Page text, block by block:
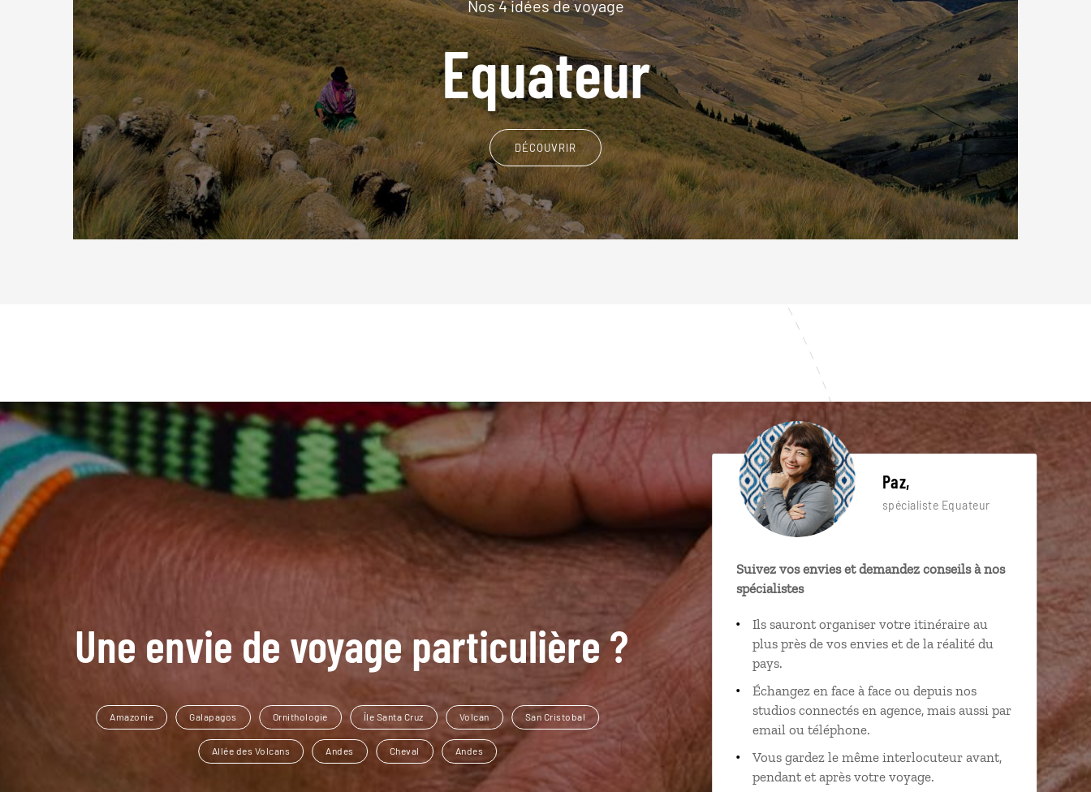
Nos 4 idées de voyage
Equateur
DÉCOUVRIR
Une envie de voyage particulière ?
Amazonie Galapagos Ornithologie Île Santa Cruz Volcan San Cristobal
Allée des Volcans Andes Cheval Andes
Paz,
spécialiste Equateur
Suivez vos envies et demandez conseils à nos
spécialistes
Ils sauront organiser votre itinéraire au
plus près de vos envies et de la réalité du
pays.
Échangez en face à face ou depuis nos
studios connectés en agence, mais aussi par
email ou téléphone.
Vous gardez le même interlocuteur avant,
pendant et après votre voyage.